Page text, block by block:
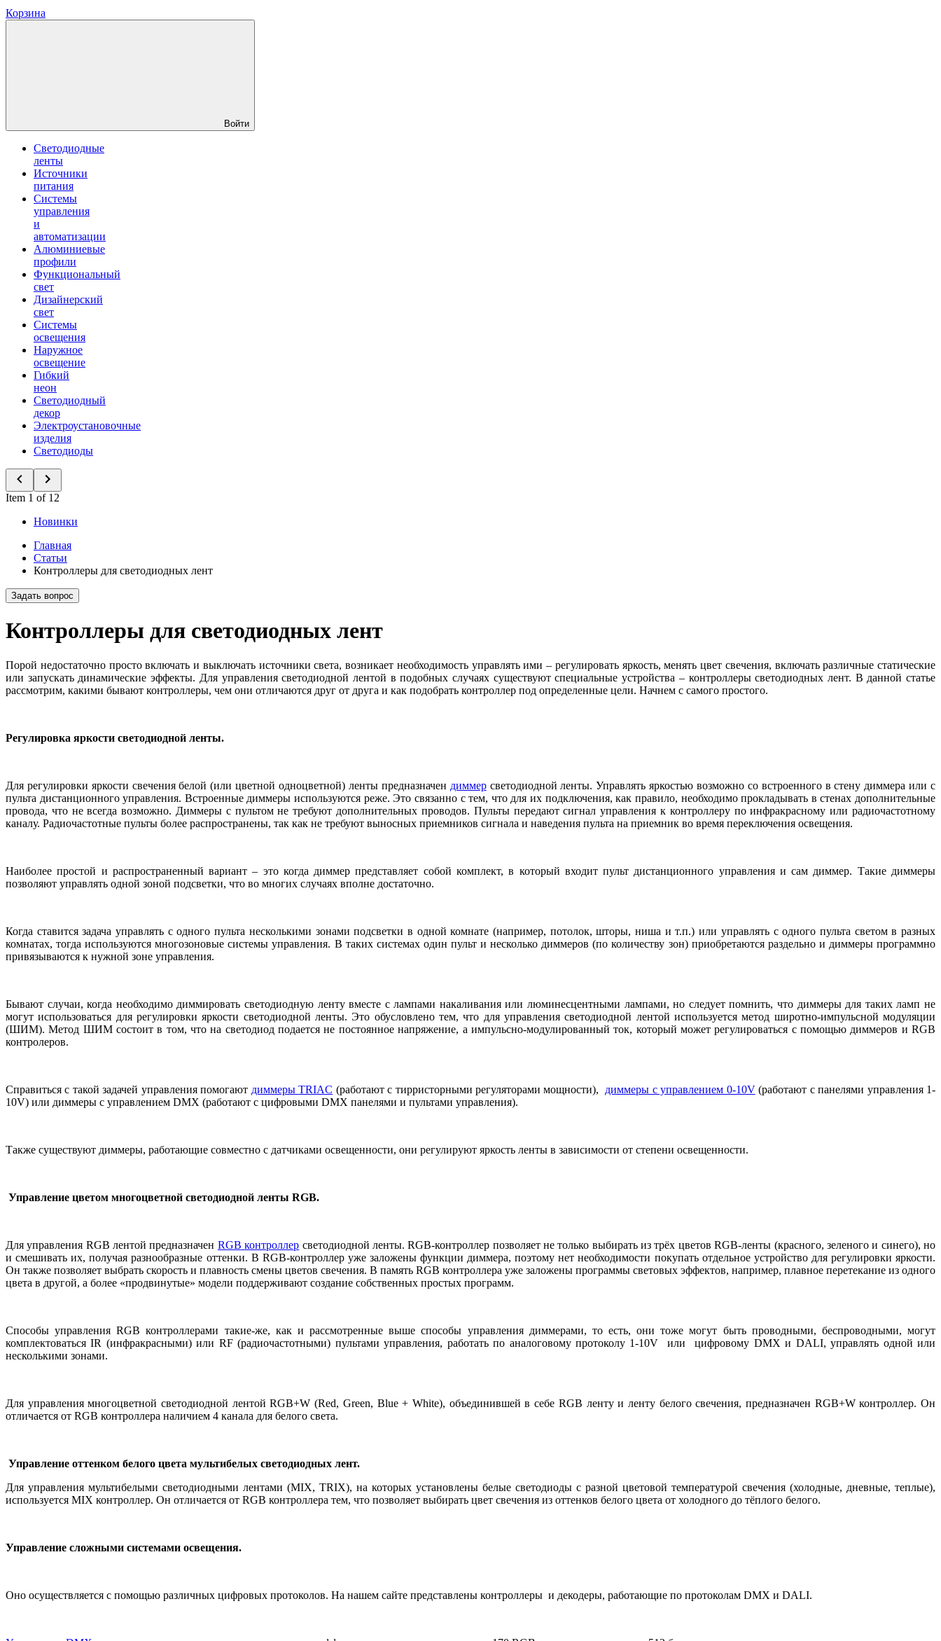
Корзина
Войти
Светодиодные
ленты
Источники
питания
Системы
управления
и
автоматизации
Алюминиевые
профили
Функциональный
свет
Дизайнерский
свет
Системы
освещения
Наружное
освещение
Гибкий
неон
Светодиодный
декор
Электроустановочные
изделия
Светодиоды
Item 1 of 12
Новинки
Главная
Статьи
Контроллеры для светодиодных лент
Задать вопрос
Контроллеры для светодиодных лент
Порой недостаточно просто включать и выключать источники света, возникает необходимость управлять ими – регулировать яркость, менять цвет свечения, включать различные статические
или запускать динамические эффекты. Для управления светодиодной лентой в подобных случаях существуют специальные устройства – контроллеры светодиодных лент. В данной статье
рассмотрим, какими бывают контроллеры, чем они отличаются друг от друга и как подобрать контроллер под определенные цели. Начнем с самого простого.
Регулировка яркости светодиодной ленты.
Для регулировки яркости свечения белой (или цветной одноцветной) ленты предназначен диммерсветодиодной ленты. Управлять яркостью возможно со встроенного в стену диммера или с
пульта дистанционного управления. Встроенные диммеры используются реже. Это связанно с тем, что для их подключения, как правило, необходимо прокладывать в стенах дополнительные
провода, что не всегда возможно. Диммеры с пультом не требуют дополнительных проводов. Пульты передают сигнал управления к контроллеру по инфракрасному или радиочастотному
каналу. Радиочастотные пульты более распространены, так как не требуют выносных приемников сигнала и наведения пульта на приемник во время переключения освещения.
Наиболее простой и распространенный вариант – это когда диммер представляет собой комплект, в который входит пульт дистанционного управления и сам диммер. Такие диммеры
позволяют управлять одной зоной подсветки, что во многих случаях вполне достаточно.
Когда ставится задача управлять с одного пульта несколькими зонами подсветки в одной комнате (например, потолок, шторы, ниша и т.п.) или управлять с одного пульта светом в разных
комнатах, тогда используются многозоновые системы управления. В таких системах один пульт и несколько диммеров (по количеству зон) приобретаются раздельно и диммеры программно
привязываются к нужной зоне управления.
Бывают случаи, когда необходимо диммировать светодиодную ленту вместе с лампами накаливания или люминесцентными лампами, но следует помнить, что диммеры для таких ламп не
могут использоваться для регулировки яркости светодиодной ленты. Это обусловлено тем, что для управления светодиодной лентой используется метод широтно-импульсной модуляции
(ШИМ). Метод ШИМ состоит в том, что на светодиод подается не постоянное напряжение, а импульсно-модулированный ток, который может регулироваться с помощью диммеров и RGB
контролеров.
Справиться с такой задачей управления помогают диммерыTRIAC (работают с тирристорными регуляторами мощности), диммеры с управлением 0-10V(работают с панелями управления 1-
10V) или диммеры с управлением DMX (работают с цифровыми DMX панелями и пультами управления).
Также существуют диммеры, работающие совместно с датчиками освещенности, они регулируют яркость ленты в зависимости от степени освещенности.
Управление цветом многоцветной светодиодной ленты RGB.
Для управления RGB лентой предназначен RGB контроллер светодиодной ленты.RGB-контроллер позволяет не только выбирать из трёх цветовRGB-ленты (красного, зеленого и синего), но
и смешивать их, получая разнообразные оттенки. В RGB-контроллер уже заложены функции диммера, поэтому нет необходимости покупать отдельное устройство для регулировки яркости.
Он также позволяет выбрать скорость и плавность смены цветов свечения. В память RGB контроллера уже заложены программы световых эффектов, например, плавное перетекание из одного
цвета в другой, а более «продвинутые» модели поддерживают создание собственных простых программ.
Способы управленияRGB контроллерами такие-же, как и рассмотренные выше способы управления диммерами, то есть, они тоже могут быть проводными, беспроводными, могут
комплектоватьсяIR (инфракрасными) или RF(радиочастотными) пультами управления, работать по аналоговому протоколу 1-10V или цифровому DMX и DALI, управлять одной или
несколькими зонами.
Для управления многоцветной светодиодной лентойRGB+W (Red, Green, Blue+ White), объединившей в себе RGB ленту и ленту белого свечения, предназначен RGB+Wконтроллер. Он
отличается от RGB контроллера наличием 4 канала для белого света.
Управление оттенком белого цвета мультибелых светодиодных лент.
Для управления мультибелыми светодиодными лентами (MIX, TRIX), на которых установлены белые светодиоды с разной цветовой температурой свечения (холодные, дневные, теплые),
используется MIX контроллер. Он отличается от RGB контроллера тем, что позволяет выбирать цвет свечения из оттенков белого цвета от холодного до тёплого белого.
Управление сложными системами освещения.
Оно осуществляется с помощью различных цифровых протоколов. На нашем сайте представлены контроллеры и декодеры, работающие по протоколам DMX и DALI.